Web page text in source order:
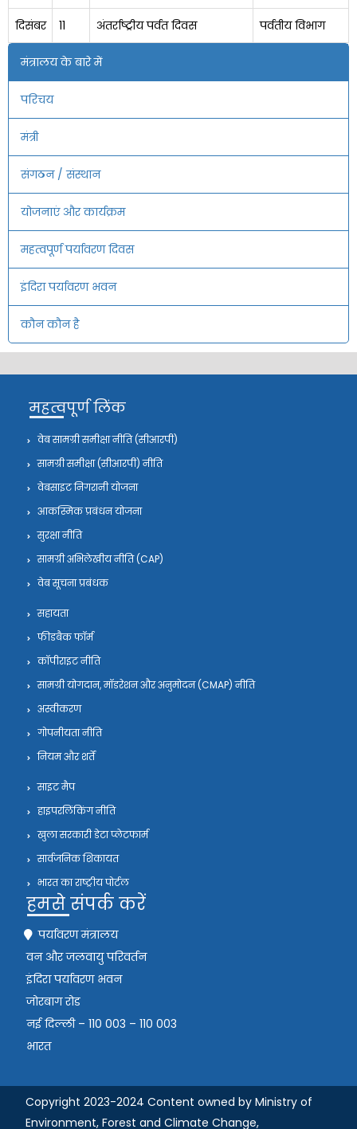
मंत्रालय के बारे में
परिचय
मंत्री
संगठन / संस्थान
योजनाएं और कार्यक्रम
महत्वपूर्ण पर्यावरण दिवस
इंदिरा पर्यावरण भवन
कौन कौन है
दिसंबर 11 अंतर्राष्ट्रीय पर्वत दिवस पर्वतीय विभाग
महत्वपूर्ण लिंक
वेब सामग्री समीक्षा नीति (सीआरपी)
सामग्री समीक्षा (सीआरपी) नीति
वेबसाइट निगरानी योजना
आकस्मिक प्रबंधन योजना
सुरक्षा नीति
सामग्री अभिलेखीय नीति (CAP)
वेब सूचना प्रबंधक
सहायता
फीडबैक फॉर्म
कॉपीराइट नीति
सामग्री योगदान, मॉडरेशन और अनुमोदन (CMAP) नीति
अस्वीकरण
गोपनीयता नीति
नियम और शर्तें
साइट मैप
हाइपरलिंकिंग नीति
खुला सरकारी डेटा प्लेटफार्म
सार्वजनिक शिकायत
भारत का राष्ट्रीय पोर्टल
हमसे संपर्क करें
पर्यावरण मंत्रालय
वन और जलवायु परिवर्तन
इंदिरा पर्यावरण भवन
जोरबाग रोड
नई दिल्ली – 110 003 – 110 003
भारत
Copyright 2023-2024 Content owned by Ministry of
Environment, Forest and Climate Change,